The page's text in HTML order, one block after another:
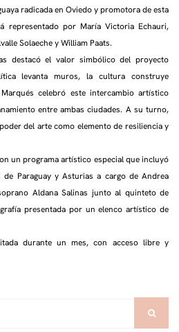
radicada en Oviedo y promotora de esta
representado por María Victoria Echauri,
Solaeche y William Paats.
destacó el valor simbólico del proyecto
levanta muros, la cultura construye
celebró este intercambio artístico
entre ambas ciudades. A su turno,
del arte como elemento de resiliencia y
un programa artístico especial que incluyó
Paraguay y Asturias a cargo de Andrea
Aldana Salinas junto al quinteto de
presentada por un elenco artístico de
durante un mes, con acceso libre y